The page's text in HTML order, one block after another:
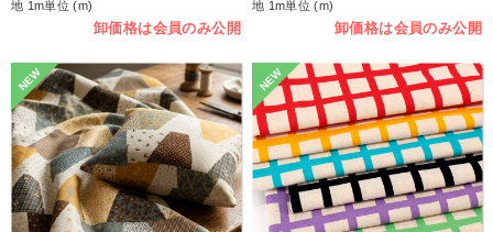
地 1m単位 (m)
卸価格は会員のみ公開
地 1m単位 (m)
卸価格は会員のみ公開
NEW NEW